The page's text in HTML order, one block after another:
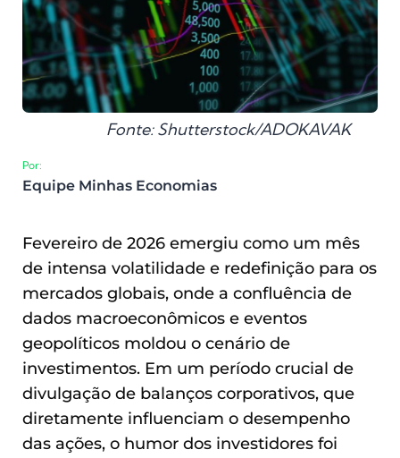
Fonte: Shutterstock/ADOKAVAK
Por:
Equipe Minhas Economias
Fevereiro de 2026 emergiu como um mês
de intensa volatilidade e redefinição para os
mercados globais, onde a confluência de
dados macroeconômicos e eventos
geopolíticos moldou o cenário de
investimentos. Em um período crucial de
divulgação de balanços corporativos, que
diretamente influenciam o desempenho
das ações, o humor dos investidores foi